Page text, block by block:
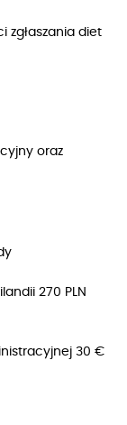
zgłaszania diet
oraz
270 PLN
30 €